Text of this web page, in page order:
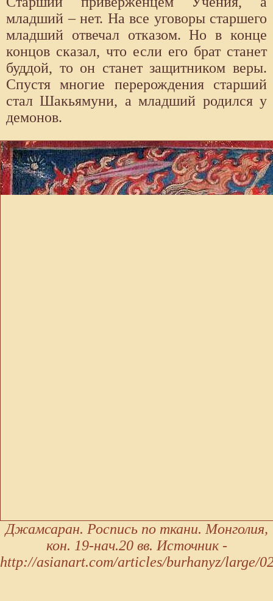
младший – нет. На все уговоры старшего
младший отвечал отказом. Но в конце
концов сказал, что если его брат станет
буддой, то он станет защитником веры.
Спустя многие перерождения старший
стал Шакьямуни, а младший родился у
демонов.
Джамсаран. Роспись по ткани. Монголия,
кон. 19-нач.20 вв. Источник -
http://asianart.com/articles/burhanyz/large/